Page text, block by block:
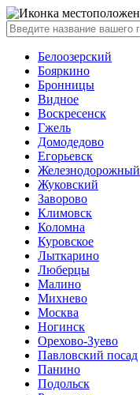
Белоозерский
Бояркино
Бронницы
Видное
Воскресенск
Гжель
Домодедово
Егорьевск
Железнодорожный
Жуковский
Заворово
Климовск
Коломна
Куровское
Лыткарино
Люберцы
Малино
Михнево
Москва
Ногинск
Орехово-Зуево
Павловский посад
Панино
Подольск